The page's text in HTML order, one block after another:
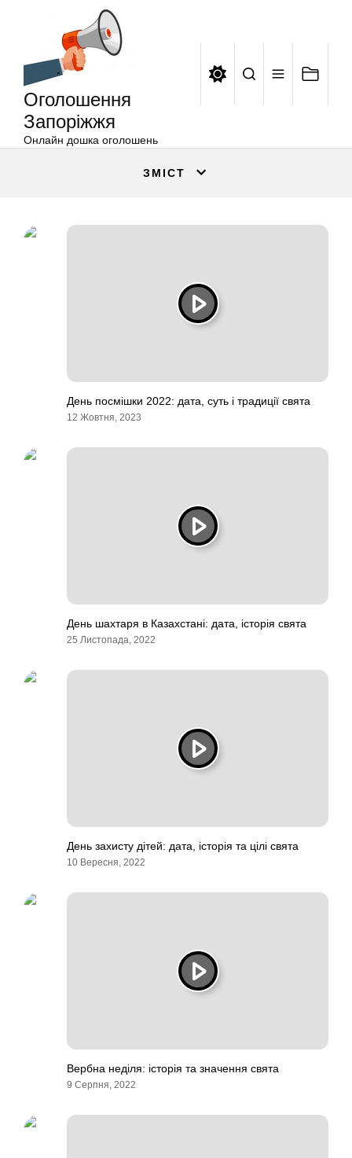
Оголошення
Запоріжжя
Онлайн дошка оголошень
ЗМІСТ
День посмішки 2022: дата, суть і традиції свята
12 Жовтня, 2023
День шахтаря в Казахстані: дата, історія свята
25 Листопада, 2022
День захисту дітей: дата, історія та цілі свята
10 Вересня, 2022
Вербна неділя: історія та значення свята
9 Серпня, 2022